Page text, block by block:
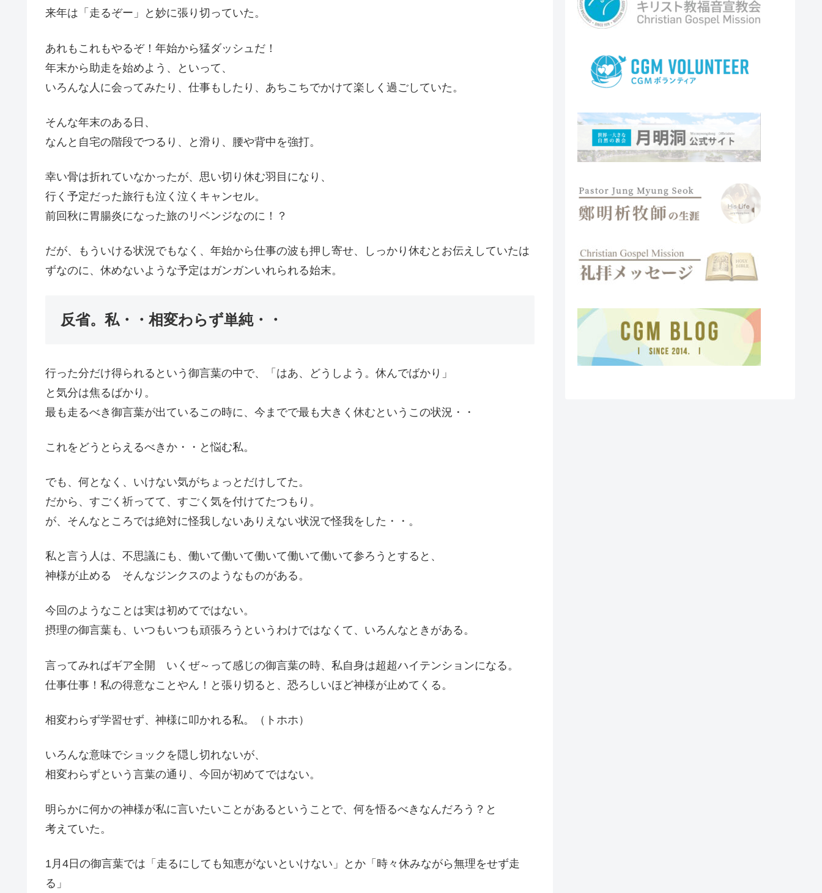
来年は「走るぞー」と妙に張り切っていた。
あれもこれもやるぞ！年始から猛ダッシュだ！
年末から助走を始めよう、といって、
いろんな人に会ってみたり、仕事もしたり、あちこちでかけて楽しく過ごしていた。
そんな年末のある日、
なんと自宅の階段でつるり、と滑り、腰や背中を強打。
幸い骨は折れていなかったが、思い切り休む羽目になり、
行く予定だった旅行も泣く泣くキャンセル。
前回秋に胃腸炎になった旅のリベンジなのに！？
だが、もういける状況でもなく、年始から仕事の波も押し寄せ、しっかり休むとお伝えしていたは
ずなのに、休めないような予定はガンガンいれられる始末。
反省。私・・相変わらず単純・・
行った分だけ得られるという御言葉の中で、「はあ、どうしよう。休んでばかり」
と気分は焦るばかり。
最も走るべき御言葉が出ているこの時に、今までで最も大きく休むというこの状況・・
これをどうとらえるべきか・・と悩む私。
でも、何となく、いけない気がちょっとだけしてた。
だから、すごく祈ってて、すごく気を付けてたつもり。
が、そんなところでは絶対に怪我しないありえない状況で怪我をした・・。
私と言う人は、不思議にも、働いて働いて働いて働いて働いて参ろうとすると、
神様が止める そんなジンクスのようなものがある。
今回のようなことは実は初めてではない。
摂理の御言葉も、いつもいつも頑張ろうというわけではなくて、いろんなときがある。
言ってみればギア全開 いくぜ～って感じの御言葉の時、私自身は超超ハイテンションになる。
仕事仕事！私の得意なことやん！と張り切ると、恐ろしいほど神様が止めてくる。
相変わらず学習せず、神様に叩かれる私。（トホホ）
いろんな意味でショックを隠し切れないが、
相変わらずという言葉の通り、今回が初めてではない。
明らかに何かの神様が私に言いたいことがあるということで、何を悟るべきなんだろう？と
考えていた。
1月4日の御言葉では「走るにしても知恵がないといけない」とか「時々休みながら無理をせず走
る」